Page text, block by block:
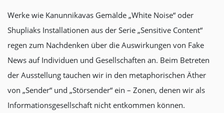
Werke wie Kanunnikavas Gemälde „White Noise“ oder
Shupliaks Installationen aus der Serie „Sensitive Content“
regen zum Nachdenken über die Auswirkungen von Fake
News auf Individuen und Gesellschaften an. Beim Betreten
der Ausstellung tauchen wir in den metaphorischen Äther
von „Sender“ und „Störsender“ ein – Zonen, denen wir als
Informationsgesellschaft nicht entkommen können.